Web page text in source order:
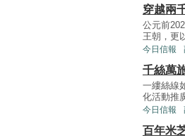
穿越兩
公元前
王朝，更
今日信報
千絲萬
一縷絲線
化活動推
今日信報
百年米